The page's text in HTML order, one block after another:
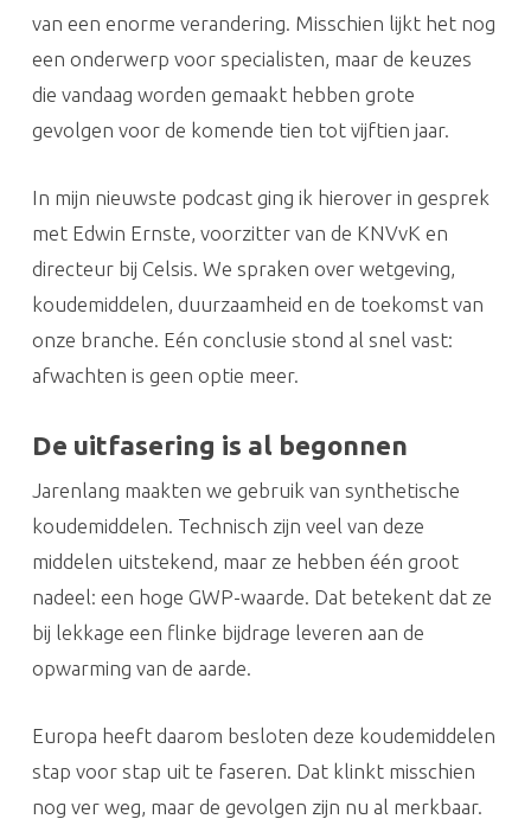
van een enorme verandering. Misschien lijkt het nog
een onderwerp voor specialisten, maar de keuzes
die vandaag worden gemaakt hebben grote
gevolgen voor de komende tien tot vijftien jaar.
In mijn nieuwste podcast ging ik hierover in gesprek
met Edwin Ernste, voorzitter van de KNVvK en
directeur bij Celsis. We spraken over wetgeving,
koudemiddelen, duurzaamheid en de toekomst van
onze branche. Eén conclusie stond al snel vast:
afwachten is geen optie meer.
De uitfasering is al begonnen
Jarenlang maakten we gebruik van synthetische
koudemiddelen. Technisch zijn veel van deze
middelen uitstekend, maar ze hebben één groot
nadeel: een hoge GWP-waarde. Dat betekent dat ze
bij lekkage een flinke bijdrage leveren aan de
opwarming van de aarde.
Europa heeft daarom besloten deze koudemiddelen
stap voor stap uit te faseren. Dat klinkt misschien
nog ver weg, maar de gevolgen zijn nu al merkbaar.